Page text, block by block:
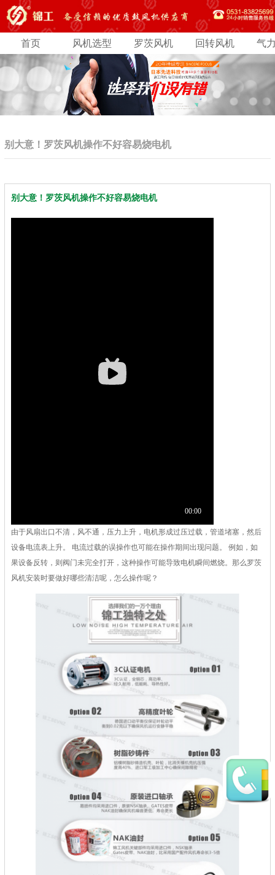
首页 风机选型 罗茨风机 回转风机 气
别大意！罗茨风机操作不好容易烧电机
别大意！罗茨风机操作不好容易烧电机
由于风扇出口不清，风不通，压力上升，电机形成过压过载，管道堵塞，然后
设备电流表上升。 电流过载的误操作也可能在操作期间出现问题。 例如，如
果设备反转，则阀门未完全打开，这种操作可能导致电机瞬间燃烧。那么罗茨
风机安装时要做好哪些清洁呢，怎么操作呢？